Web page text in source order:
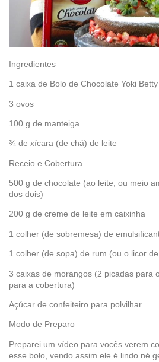
Ingredientes
1 caixa de Bolo de Chocolate Yoki
3 ovos
100 g de manteiga
¾ de xícara (de chá) de leite
Receio e Cobertura
500 g de chocolate (ao leite, ou meio
dos dois)
200 g de creme de leite em caixinha
1 colher (de sobremesa) de
1 colher (de sopa) de rum (ou o licor
3 caixas de morangos (2 picadas para
para a cobertura)
Açúcar de confeiteiro para polvilhar
Modo de Preparo
Preparei um vídeo para vocês verem
esse bolo, vendo assim ele é lindo né